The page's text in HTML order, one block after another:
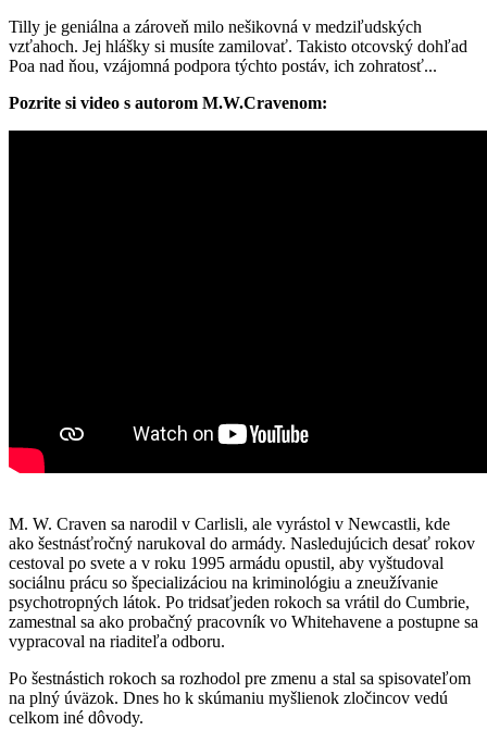
Tilly je geniálna a zároveň milo nešikovná v medziľudských
vzťahoch. Jej hlášky si musíte zamilovať. Takisto otcovský dohľad
Poa nad ňou, vzájomná podpora týchto postáv, ich zohratosť...
Pozrite si video s autorom M.W.Cravenom:
M. W. Craven sa narodil v Carlisli, ale vyrástol v Newcastli, kde
ako šestnásťročný narukoval do armády. Nasledujúcich desať rokov
cestoval po svete a v roku 1995 armádu opustil, aby vyštudoval
sociálnu prácu so špecializáciou na kriminológiu a zneužívanie
psychotropných látok. Po tridsaťjeden rokoch sa vrátil do Cumbrie,
zamestnal sa ako probačný pracovník vo Whitehavene a postupne sa
vypracoval na riaditeľa odboru.
Po šestnástich rokoch sa rozhodol pre zmenu a stal sa spisovateľom
na plný úväzok. Dnes ho k skúmaniu myšlienok zločincov vedú
celkom iné dôvody.